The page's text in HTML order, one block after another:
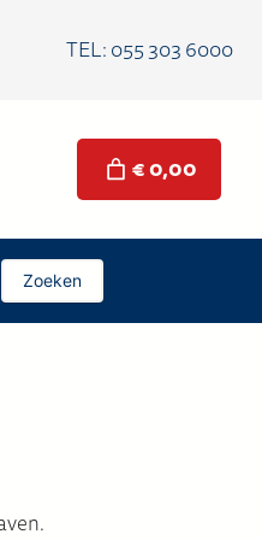
TEL: 055 303 6000
€ 0,00
Zoeken